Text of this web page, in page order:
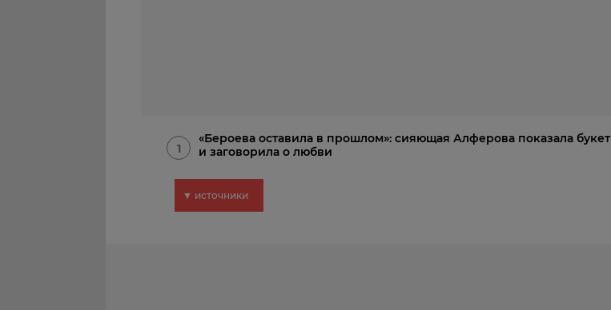
1
«Бероева оставила в прошлом»: сияющая Алферова показала букет
и заговорила о любви
▼ источники